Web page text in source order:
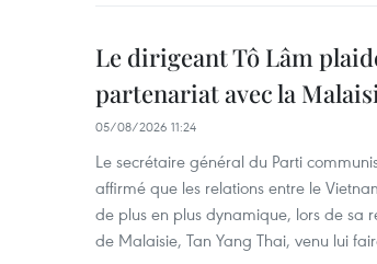
Le dirigeant Tô Lâm
partenariat avec la
05/08/2026 11:24
Le secrétaire général du Parti
affirmé que les relations entre le
de plus en plus dynamique, lors de sa
de Malaisie, Tan Yang Thai, venu lui